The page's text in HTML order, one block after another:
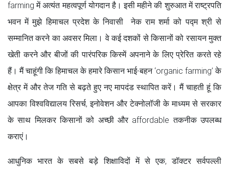
farming में अत्यंत महत्वपूर्ण योगदान है। इसी महीने की शुरुआत में राष्ट्रपति
भवन में मुझे हिमाचल प्रदेश के निवासी नेक राम शर्मा को पद्म श्री से
सम्मानित करने का अवसर मिला। वे कई दशकों से किसानों को रसायन मुक्त
खेती करने और बीजों की पारंपरिक किस्में अपनाने के लिए प्रेरित करते रहे
हैं। मैं चाहूंगी कि हिमाचल के हमारे किसान भाई-बहन ‘organic farming’ के
क्षेत्र में और तेज गति से बढ़ते हुए नए मापदंड स्थापित करें। मैं चाहती हूं कि
आपका विश्वविद्यालय रिसर्च, इनोवेशन और टेक्नोलॉजी के माध्यम से सरकार
के साथ मिलकर किसानों को अच्छी और affordable तकनीक उपलब्ध
कराएं।
आधुनिक भारत के सबसे बड़े शिक्षाविदों में से एक, डॉक्टर सर्वपल्ली